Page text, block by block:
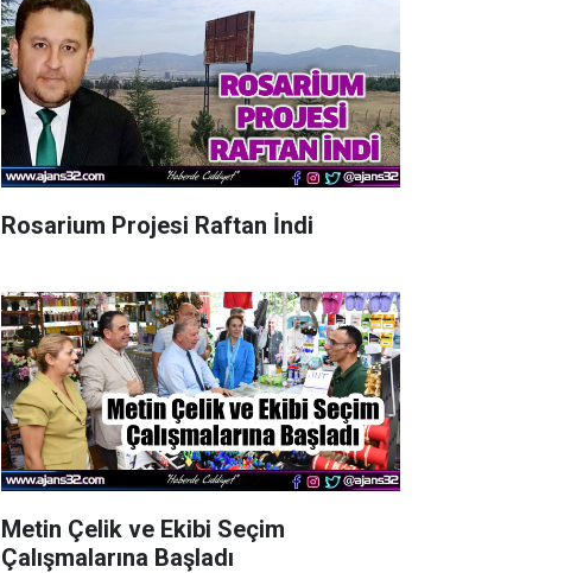
Rosarium Projesi Raftan İndi
Metin Çelik ve Ekibi Seçim
Çalışmalarına Başladı